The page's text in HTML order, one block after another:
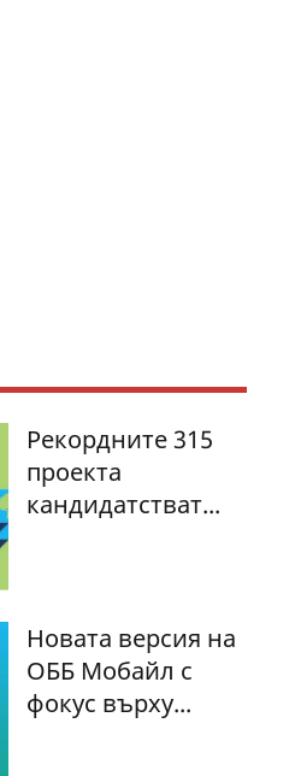
Рекордните 315
проекта
кандидатстват...
Новата версия на
ОББ Мобайл с
фокус върху...